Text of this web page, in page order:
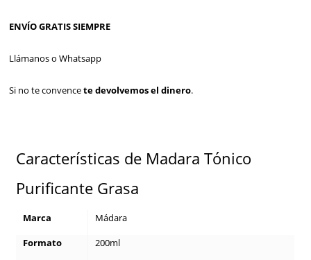
ENVÍO GRATIS SIEMPRE
Llámanos o Whatsapp
Si no te convencete devolvemos el dinero.
Características de Madara Tónico
Purificante Grasa
Marca
Mádara
Formato
200ml